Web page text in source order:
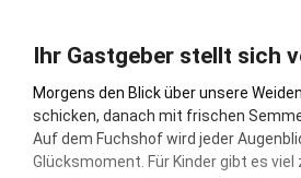
Ihr Gastgeber stellt sich
Morgens den Blick über unsere
schicken, danach mit frischen
Auf dem Fuchshof wird jeder
Glücksmoment. Für Kinder gibt es viel